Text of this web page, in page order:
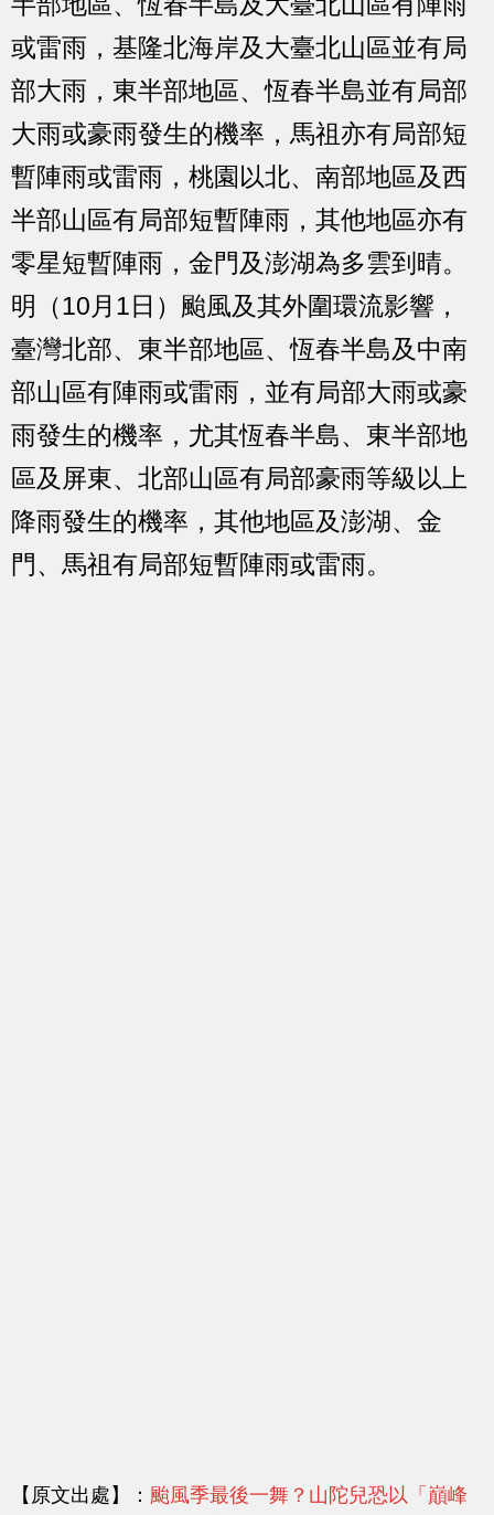
或雷雨，基隆北海岸及大臺北山區並有局
部大雨，東半部地區、恆春半島並有局部
大雨或豪雨發生的機率，馬祖亦有局部短
暫陣雨或雷雨，桃園以北、南部地區及西
半部山區有局部短暫陣雨，其他地區亦有
零星短暫陣雨，金門及澎湖為多雲到晴。
明（10月1日）颱風及其外圍環流影響，
臺灣北部、東半部地區、恆春半島及中南
部山區有陣雨或雷雨，並有局部大雨或豪
雨發生的機率，尤其恆春半島、東半部地
區及屏東、北部山區有局部豪雨等級以上
降雨發生的機率，其他地區及澎湖、金
門、馬祖有局部短暫陣雨或雷雨。
【原文出處】： 颱風季最後一舞？山陀兒恐以「巔峰